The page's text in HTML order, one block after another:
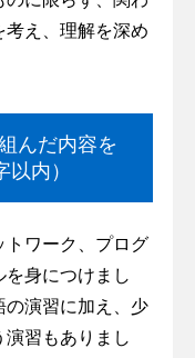
考え、理解を深め
んだ内容を
内）
トワーク、プログ
身につけまし
の演習に加え、少
演習もありまし